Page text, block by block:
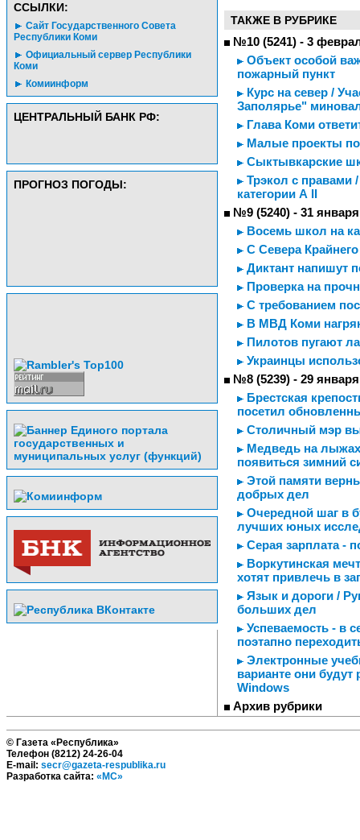
CСЫЛКИ:
Сайт Государственного Совета
Республики Коми
Официальный сервер Республики
Коми
Комиинформ
ЦЕНТРАЛЬНЫЙ БАНК РФ:
ПРОГНОЗ ПОГОДЫ:
ТАКЖЕ В РУБРИКЕ
№10 (5241) - 3
Объект особой
пожарный пункт
Курс на север /
Заполярье"
Глава Коми
Малые проекты
Сыктывкарские
Трэкол с правами
категории А II
№9 (5240) - 31 января
Восемь школ на
С Севера
Диктант напишут
Проверка на
С требованием
В МВД Коми
Пилотов пугают
Украинцы
№8 (5239) - 29 января
Брестская
посетил
Столичный мэр
Медведь на
появиться зимний
Этой памяти
добрых дел
Очередной шаг в
лучших юных
Серая зарплата -
Воркутинская
хотят привлечь в
Язык и дороги /
больших дел
Успеваемость - в
поэтапно
Электронные
варианте они
Windows
Архив рубрики
© Газета «Республика»
Телефон (8212) 24-26-04
E-mail: secr@gazeta-respublika.ru
Разработка сайта: «МС»